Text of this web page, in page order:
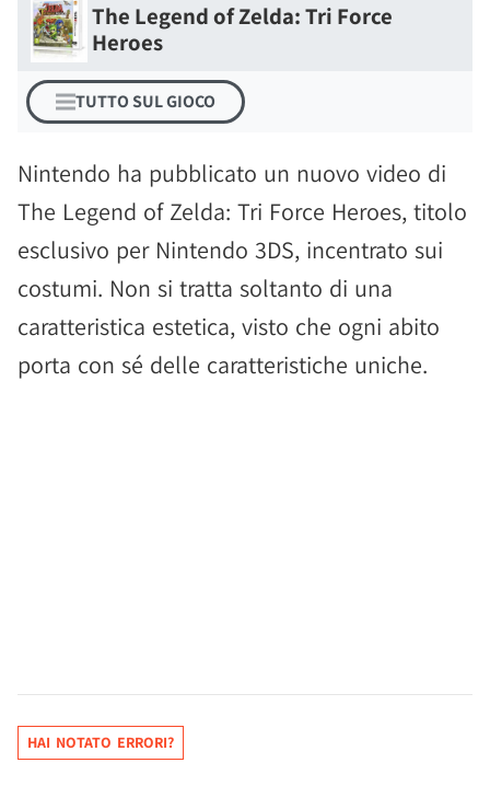
The Legend of Zelda: Tri Force
Heroes
TUTTO SUL GIOCO
Nintendo ha pubblicato un nuovo video di
The Legend of Zelda: Tri Force Heroes, titolo
esclusivo per Nintendo 3DS, incentrato sui
costumi. Non si tratta soltanto di una
caratteristica estetica, visto che ogni abito
porta con sé delle caratteristiche uniche.
HAI NOTATO ERRORI?